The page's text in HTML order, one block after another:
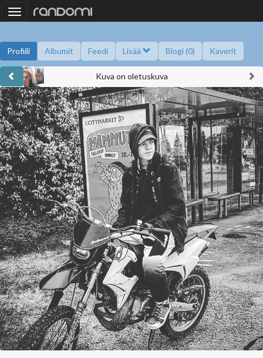
Toggle
navigation
Profiili Albumit Feedi Lisää Blogi (0) Kaverit
Kysy minulta Kaverikirja Gallupit Saavutukset
Kuva on oletuskuva